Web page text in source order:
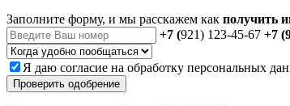
Заполните форму, и мы расскажем как получить
+7 (921) 123-45-67 +7
Я даю согласие на обработку персональных
Проверить одобрение